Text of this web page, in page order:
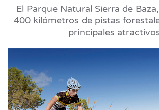
El Parque Natural Sierra de
400 kilómetros de pistas
principales